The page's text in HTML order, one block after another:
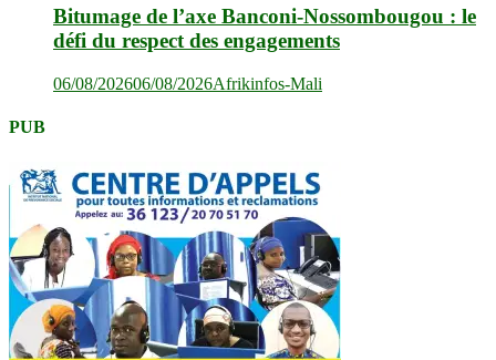
Bitumage de l’axe Banconi-Nossombougou : le
défi du respect des engagements
06/08/202606/08/2026Afrikinfos-Mali
PUB